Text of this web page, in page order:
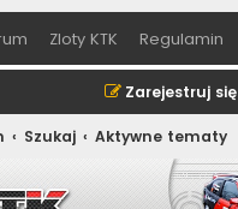
Zloty KTK Regulamin
Zarejestruj się
Szukaj Aktywne tematy